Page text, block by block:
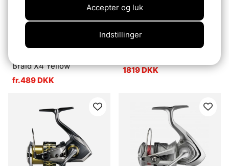
Vurdering:
4.8 ud af 5 stjerner
Braid X4 Yellow
fr.489 DKK
Vurdering:
5.0 ud af 5
1819 DKK
Indstillinger
Accepter og luk